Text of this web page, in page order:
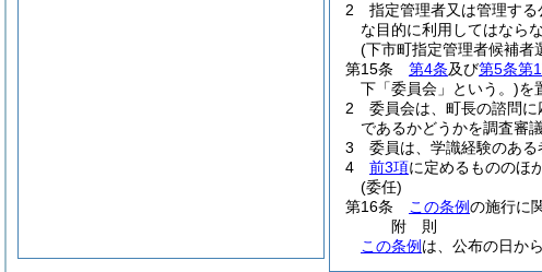
2
指定管理者又は管理す
な目的に利用してはならな
(下市町指定管理者候補者
第15条
第4条及び第5条第
下「委員会」という。)を
2
委員会は、町長の諮問
であるかどうかを調査審議
3
委員は、学識経験のある
4
前3項に定めるもののほ
(委任)
第16条
この条例の施行に
附 則
この条例 は、公布の日か